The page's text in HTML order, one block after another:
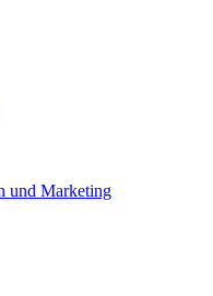
und Marketing